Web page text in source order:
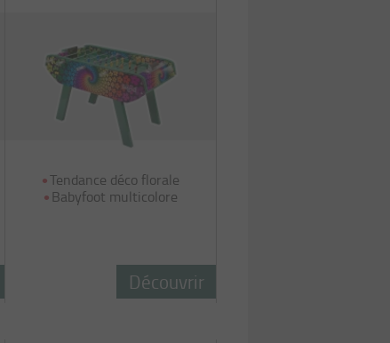
Tendance déco florale
Babyfoot multicolore
Découvrir